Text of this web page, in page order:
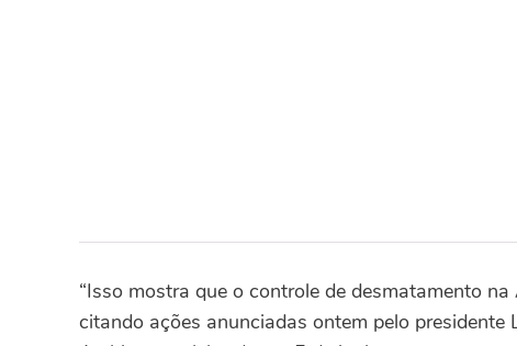
“Isso mostra que o controle de desmatamento
citando ações anunciadas ontem pelo